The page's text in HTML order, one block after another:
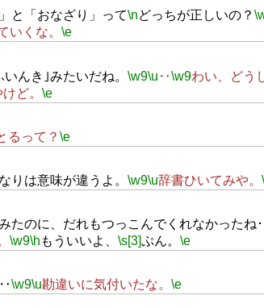
と「おなざり」って\nどっちが正しいの？
いくな。 \e
んき｣みたいだね。 \w9\u ‥\w9わい、どう
ど。 \e
るって？ \e
りは意味が違うよ。 \w9\u辞書ひいてみや。
たのに、だれもつっこんでくれなかったね･
\w9\h もういいよ、 \s[3]ぷん。 \e
\w9\u勘違いに気付いたな。 \e